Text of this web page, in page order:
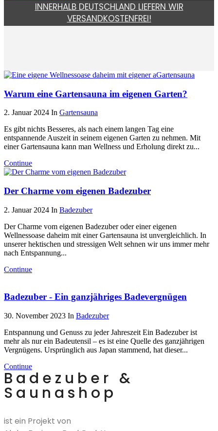
INNERHALB DEUTSCHLAND LIEFERN WIR
VERSANDKOSTENFREI!
Warum eine Gartensauna im eigenen Garten?
2. Januar 2024 In Gartensauna
Es gibt nichts Besseres, als nach einem langen Tag eine
entspannende Auszeit in seinem eigenen Garten zu nehmen. Mit
einer Gartensauna kann man Wellness und Erholung direkt zu...
Continue
Der Charme vom eigenen Badezuber
2. Januar 2024 In Badezuber
Der Charme vom eigenen Badezuber oder einer eigenen
Wellnessoase daheim mit einer Gartensauna ist unvergleichlich. In
unserer hektischen und stressigen Welt sehnen wir uns immer mehr
nach Entspannung...
Continue
Badezuber - Ein ganzjähriges Badevergnügen
30. November 2023 In Badezuber
Entspannung und Genuss zu jeder Jahreszeit Ein Badezuber ist
mehr als nur ein Badeutensil – es ist eine Quelle des ganzjährigen
Vergnügens. Ursprünglich aus Japan stammend, hat dieser...
Continue
Badezuber &
Saunashop
ist ein Projekt von